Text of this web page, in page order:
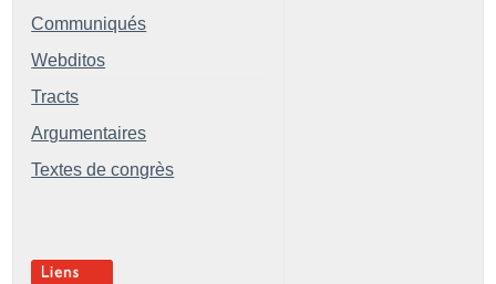
Communiqués
Webditos
Tracts
Argumentaires
Textes de congrès